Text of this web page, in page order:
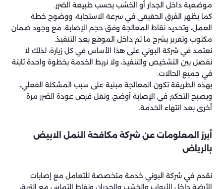
موضعية داخل الجدار أو الخشب بحسب طبيعة الضرر.
كما يظهر الفرق الحقيقي في سرعة الاستجابة، ووضوح خطة
العمل، وتحديد نقاط المعالجة وفق حجم الإصابة، مع وجود ضمان
مكتوب وتقرير يشرح ما تم داخل الموقع بعد التنفيذ.
نعتمد في شركة البوني على هذا الأساس في كل زيارة، لذلك لا
نفصل بين التشخيص والتنفيذ، ولا نربط الخدمة بخطوة واحدة ثابتة
في جميع الحالات.
بهذه الطريقة تكون المعالجة مبنية على سبب المشكلة الفعلي،
ويصبح التحكم في الإصابة أوضح، وتقل فرص عودة الضرر مرة
أخرى بعد انتهاء الخدمة.
أبرز المعلومات عن شركة مكافحة النمل الابيض
بالرياض
نقدم في شركة البوني خدمة متخصصة للتعامل مع إصابات
الأرضة داخل الأبواب والخشب والجدران ونقاط التماس مع التربة،